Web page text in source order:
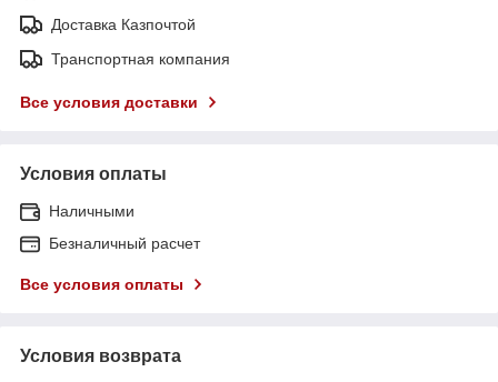
Доставка Казпочтой
Транспортная компания
Все условия доставки
Условия оплаты
Наличными
Безналичный расчет
Все условия оплаты
Условия возврата